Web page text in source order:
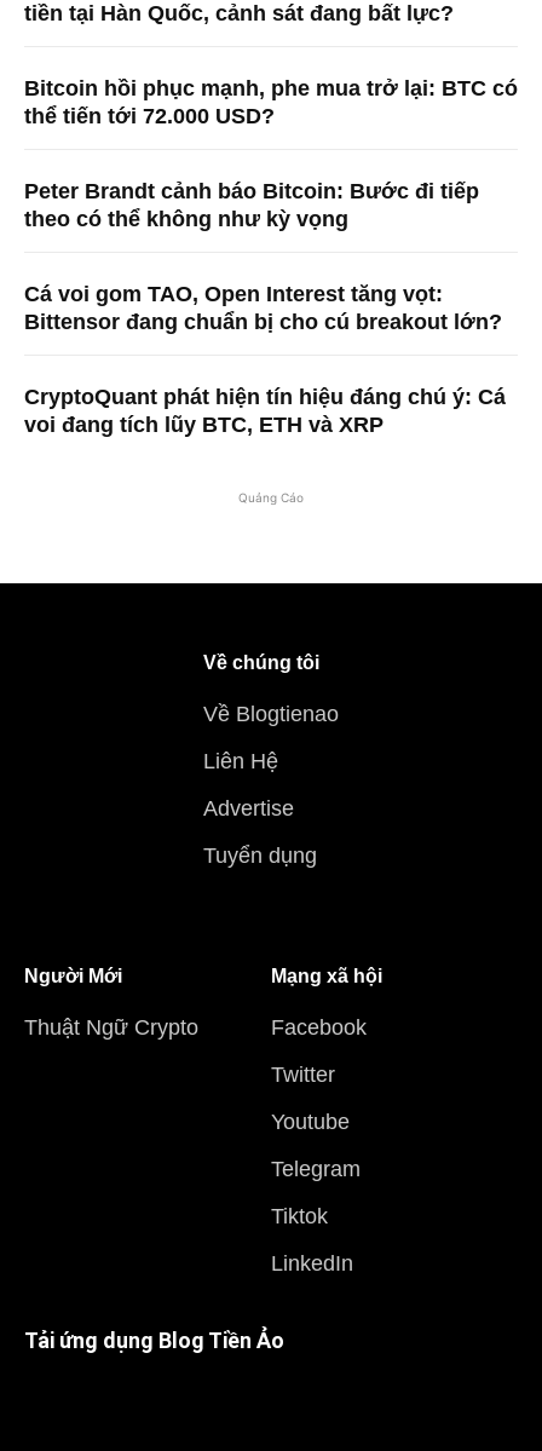
tiền tại Hàn Quốc, cảnh sát đang bất lực?
Bitcoin hồi phục mạnh, phe mua trở lại: BTC có
thể tiến tới 72.000 USD?
Peter Brandt cảnh báo Bitcoin: Bước đi tiếp
theo có thể không như kỳ vọng
Cá voi gom TAO, Open Interest tăng vọt:
Bittensor đang chuẩn bị cho cú breakout lớn?
CryptoQuant phát hiện tín hiệu đáng chú ý: Cá
voi đang tích lũy BTC, ETH và XRP
Quảng Cáo
Về chúng tôi
Về Blogtienao
Liên Hệ
Advertise
Tuyển dụng
Người Mới
Thuật Ngữ Crypto
Mạng xã hội
Facebook
Twitter
Youtube
Telegram
Tiktok
LinkedIn
Tải ứng dụng Blog Tiền Ảo